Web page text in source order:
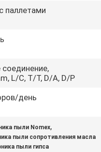
паллетами
L/C, T/T, D/A, D/P
день
пыли Nomex,
пыли сопротивления масла
пыли гипса